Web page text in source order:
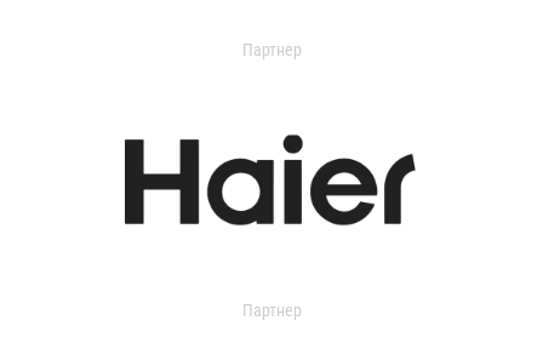
Партнер
Партнер